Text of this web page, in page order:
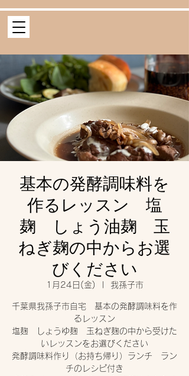
基本の発酵調味料を
作るレッスン 塩
麹 しょう油麹 玉
ねぎ麹の中からお選
びください
1月24日(金) 我孫子市
千葉県我孫子市自宅 基本の発酵調味料を作
るレッスン
塩麹 しょうゆ麹 玉ねぎ麹の中から受けた
いレッスンをお選びください
発酵調味料作り（お持ち帰り）ランチ ラン
チのレシピ付き